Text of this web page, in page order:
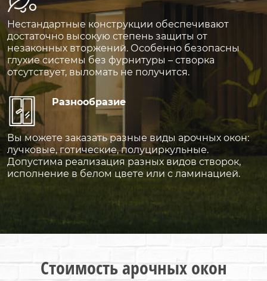
Нестандартные конструкции обеспечивают
достаточно высокую степень защиты от
незаконных вторжений. Особенно безопасны
глухие системы без фурнитуры – створка
отсутствует, выломать не получится.
Разнообразие
Вы можете заказать разные виды арочных окон:
лучковые, готические, полуциркульные.
Допустима реализация разных видов створок,
исполнение в белом цвете или с ламинацией.
Стоимость арочных окон